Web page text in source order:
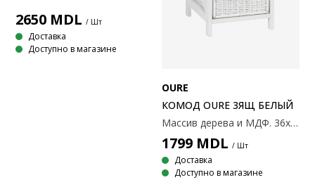
2650 MDL / Шт
Доставка
Доступно в магазине
OURE
КОМОД OURE 3ЯЩ БЕЛЫЙ
Массив дерева и МДФ. 36x76x37 см
1799 MDL / Шт
Доставка
Доступно в магазине